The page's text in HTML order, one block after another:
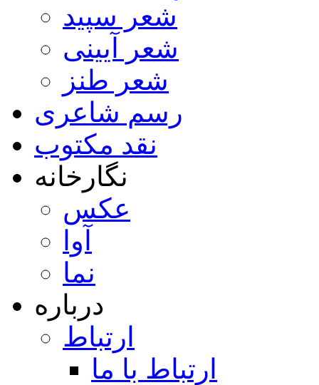
شعر سپید
شعر آیینی
شعر طنز
رسم شاعری
نقد مکتوب
نگارخانه
عکس
آوا
نما
درباره
ارتباط
ارتباط با ما